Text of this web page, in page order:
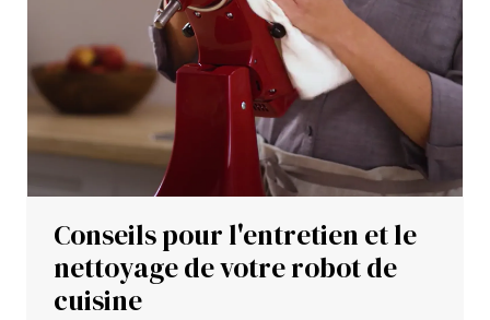
Conseils pour l'entretien et le
nettoyage de votre robot de
cuisine